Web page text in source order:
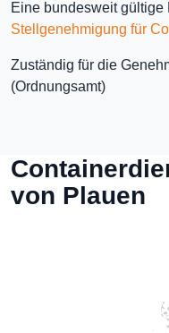
Eine bundesweit gültige
Stellgenehmigung für
Zuständig für die
(Ordnungsamt)
von Plauen